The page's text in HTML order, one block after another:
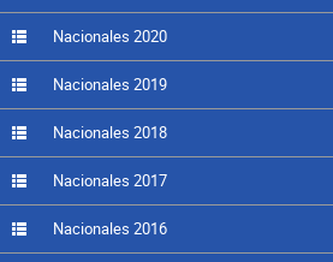
Nacionales 2020
Nacionales 2019
Nacionales 2018
Nacionales 2017
Nacionales 2016